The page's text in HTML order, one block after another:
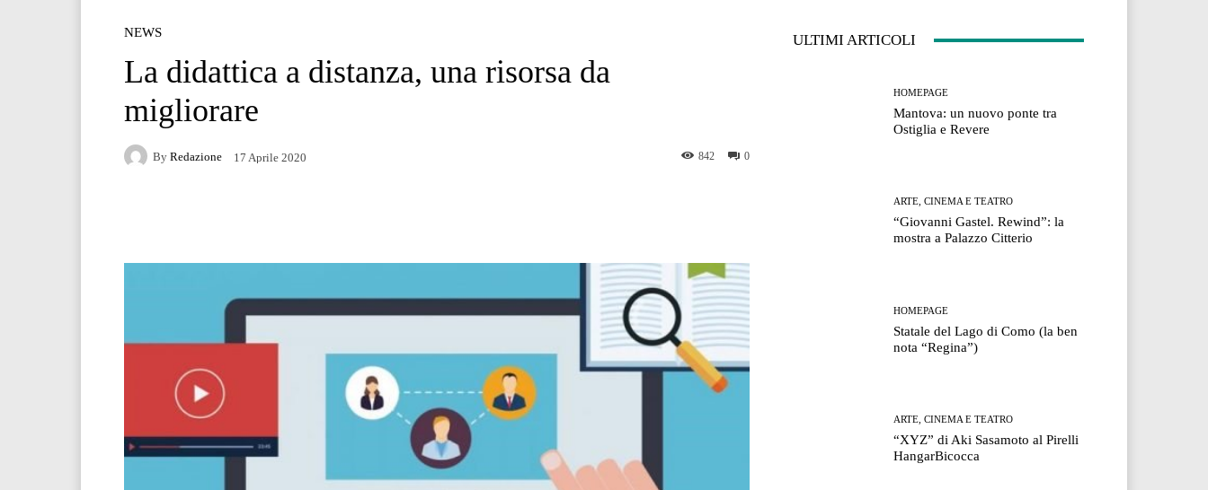
NEWS
La didattica a distanza, una risorsa da
migliorare
By Redazione 17 Aprile 2020 0
842
ULTIMI ARTICOLI
HOMEPAGE
Mantova: un nuovo ponte tra
Ostiglia e Revere
ARTE, CINEMA E TEATRO
“Giovanni Gastel. Rewind”: la
mostra a Palazzo Citterio
HOMEPAGE
Statale del Lago di Como (la ben
nota “Regina”)
ARTE, CINEMA E TEATRO
“XYZ” di Aki Sasamoto al Pirelli
HangarBicocca